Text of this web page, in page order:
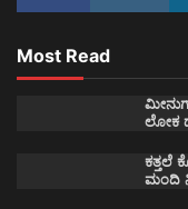
Most Read
ಲೋಕ
ಕತ್ತಲೆ
ಮಂದಿ